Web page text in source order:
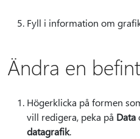
Fyll i information om
Ändra en
Högerklicka på formen
vill redigera, peka på Data
datagrafik.